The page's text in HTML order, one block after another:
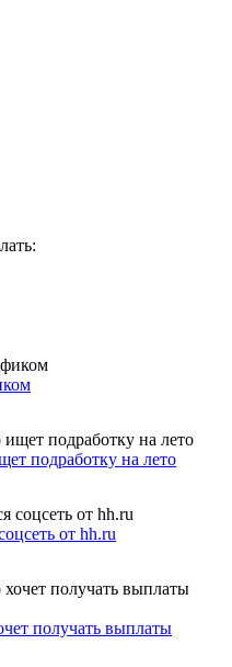
подработку на лето
от hh.ru
получать выплаты